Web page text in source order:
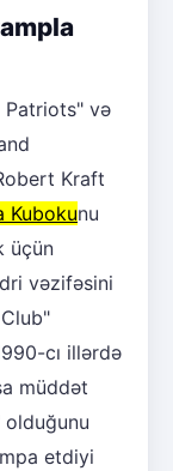
Patriots" və
Kraft
Kubokunu
üçün
vəzifəsini
cı illərdə
müddət
etdiyi